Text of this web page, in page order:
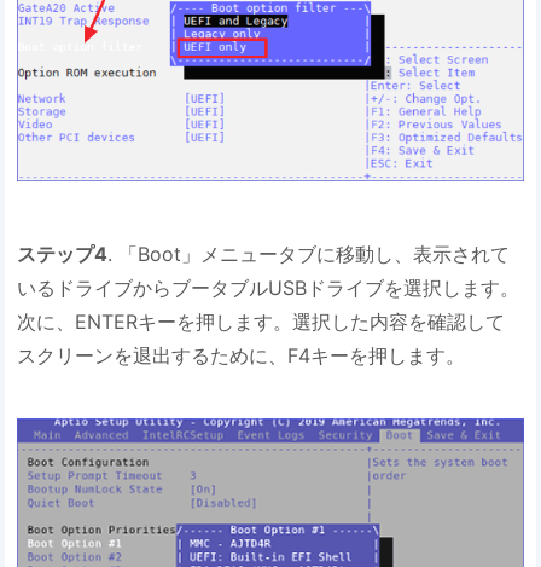
ステップ4. 「Boot」メニュータブに移動し、表示されて
いるドライブからブータブルUSBドライブを選択します。
次に、ENTERキーを押します。選択した内容を確認して
スクリーンを退出するために、F4キーを押します。